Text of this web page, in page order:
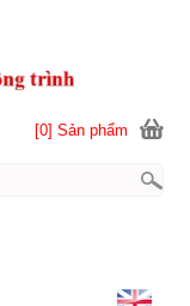
[0] Sản phẩm